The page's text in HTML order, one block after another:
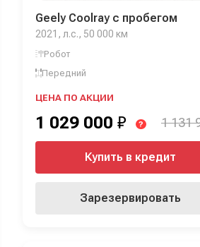
Geely Coolray с пробегом
2021, л.с., 50 000 км
Робот
Передний
ЦЕНА ПО АКЦИИ
1 029 000 ₽ ? 1 131
Купить в кредит
Зарезервировать